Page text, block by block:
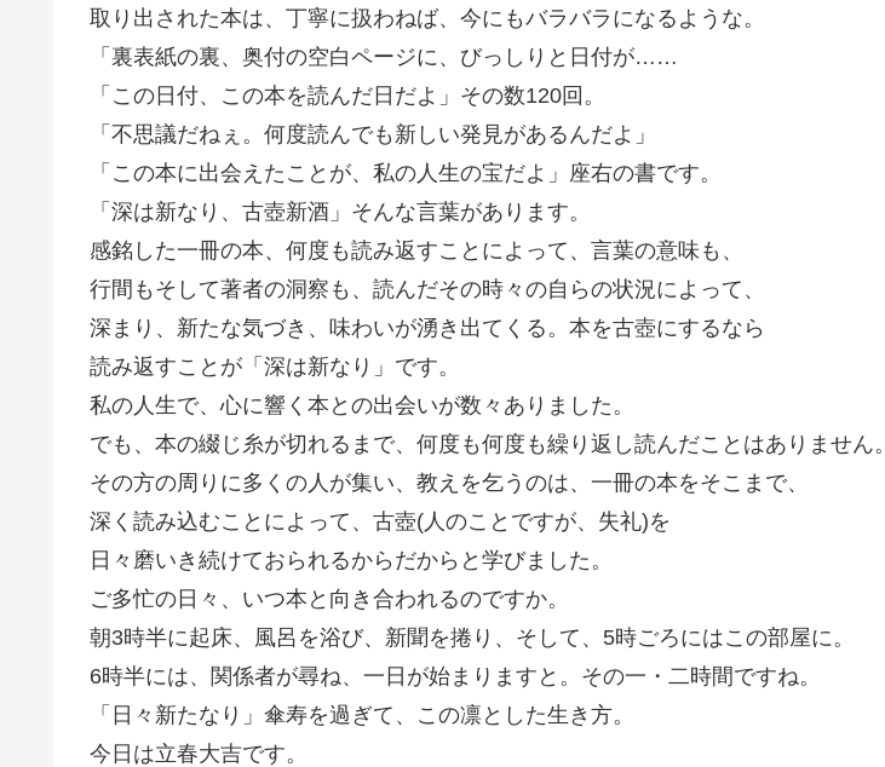
取り出された本は、丁寧に扱わねば、今にもバラバラになるような。
「裏表紙の裏、奥付の空白ページに、びっしりと日付が……
「この日付、この本を読んだ日だよ」その数120回。
「不思議だねぇ。何度読んでも新しい発見があるんだよ」
「この本に出会えたことが、私の人生の宝だよ」座右の書です。
「深は新なり、古壺新酒」そんな言葉があります。
感銘した一冊の本、何度も読み返すことによって、言葉の意味も、
行間もそして著者の洞察も、読んだその時々の自らの状況によって、
深まり、新たな気づき、味わいが湧き出てくる。本を古壺にするなら
読み返すことが「深は新なり」です。
私の人生で、心に響く本との出会いが数々ありました。
でも、本の綴じ糸が切れるまで、何度も何度も繰り返し読んだことはありません。
その方の周りに多くの人が集い、教えを乞うのは、一冊の本をそこまで、
深く読み込むことによって、古壺(人のことですが、失礼)を
日々磨いき続けておられるからだからと学びました。
ご多忙の日々、いつ本と向き合われるのですか。
朝3時半に起床、風呂を浴び、新聞を捲り、そして、5時ごろにはこの部屋に。
6時半には、関係者が尋ね、一日が始まりますと。その一・二時間ですね。
「日々新たなり」傘寿を過ぎて、この凛とした生き方。
今日は立春大吉です。